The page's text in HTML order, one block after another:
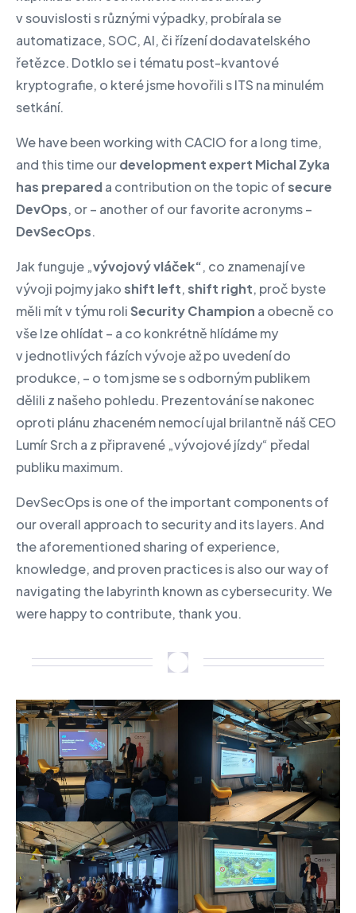
v souvislosti s různými výpadky, probírala se
automatizace, SOC, AI, či řízení dodavatelského
řetězce. Dotklo se i tématu post-kvantové
kryptografie, o které jsme hovořili s ITS na minulém
setkání.
We have been working with CACIO for a long time,
and this time ourdevelopment expert Michal Zyka
has prepareda contribution on the topic ofsecure
DevOps, or – another of our favorite acronyms –
DevSecOps.
Jak funguje „vývojový vláček“, co znamenají ve
vývoji pojmy jakoshift left,shift right, proč byste
měli mít v týmu roliSecurity Champion a obecně co
vše lze ohlídat – a co konkrétně hlídáme my
v jednotlivých fázích vývoje až po uvedení do
produkce, – o tom jsme se s odborným publikem
dělili z našeho pohledu. Prezentování se nakonec
oproti plánu zhaceném nemocí ujal brilantně náš CEO
Lumír Srch a z připravené „vývojové jízdy“ předal
publiku maximum.
DevSecOps is one of the important components of
our overall approach to security and its layers. And
the aforementioned sharing of experience,
knowledge, and proven practices is also our way of
navigating the labyrinth known as cybersecurity. We
were happy to contribute, thank you.